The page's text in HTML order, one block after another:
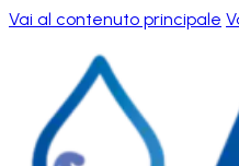
Vai al contenuto principale